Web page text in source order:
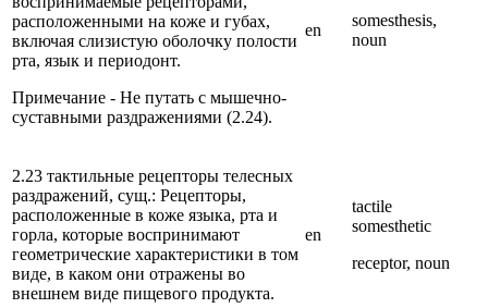
расположенными на коже и губах,
включая слизистую оболочку полости
рта, язык и периодонт.
Примечание - Не путать с мышечно-
суставными раздражениями (2.24).
en
somesthesis,
noun
2.23 тактильные рецепторы телесных
раздражений, сущ.: Рецепторы,
расположенные в коже языка, рта и
горла, которые воспринимают
геометрические характеристики в том
виде, в каком они отражены во
внешнем виде пищевого продукта.
en
tactile
somesthetic
receptor, noun